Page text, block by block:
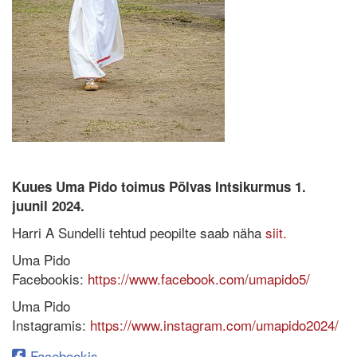
Kuues Uma Pido toimus Põlvas Intsikurmus 1.
juunil 2024.
Harri A Sundelli tehtud peopilte saab näha siit.
Uma Pido
Facebookis: https://www.facebook.com/umapido5/
Uma Pido
Instagramis: https://www.instagram.com/umapido2024/